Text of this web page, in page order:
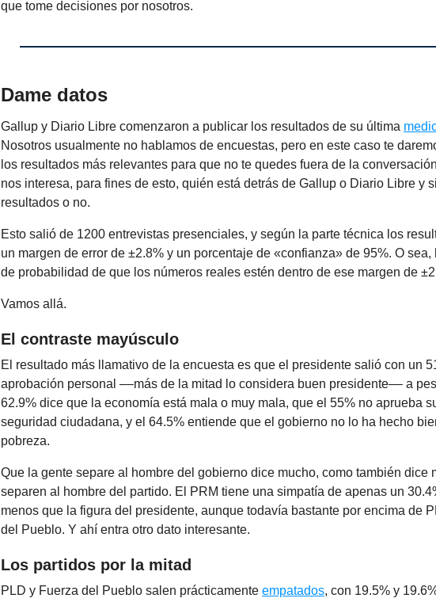
que tome decisiones por nosotros.
Dame datos
Gallup y Diario Libre comenzaron a publicar los resultados de su última
Nosotros usualmente no hablamos de encuestas, pero en este caso te
los resultados más relevantes para que no te quedes fuera de la
nos interesa, para fines de esto, quién está detrás de Gallup o Diario Libre y
resultados o no.
Esto salió de 1200 entrevistas presenciales, y según la parte técnica los
un margen de error de ±2.8% y un porcentaje de «confianza» de 95%. O sea,
de probabilidad de que los números reales estén dentro de ese margen de
Vamos allá.
El contraste mayúsculo
El resultado más llamativo de la encuesta es que el presidente salió con un
aprobación personal ––más de la mitad lo considera buen presidente–– a
62.9% dice que la economía está mala o muy mala, que el 55% no aprueba
seguridad ciudadana, y el 64.5% entiende que el gobierno no lo ha hecho
pobreza.
Que la gente separe al hombre del gobierno dice mucho, como también dice
separen al hombre del partido. El PRM tiene una simpatía de apenas un
menos que la figura del presidente, aunque todavía bastante por encima de
del Pueblo. Y ahí entra otro dato interesante.
Los partidos por la mitad
PLD y Fuerza del Pueblo salen prácticamente empatados, con 19.5% y